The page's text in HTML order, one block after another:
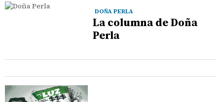
DOÑA PERLA
La columna de Doña
Perla